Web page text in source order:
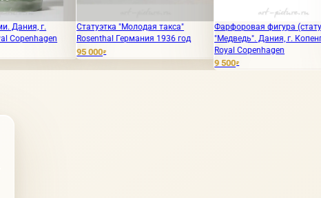
Статуэтка "Молодая такса"
Rosenthal Германия 1936 год
Фарфоровая фигура (статуэтка)
"Медведь". Дания, г. Копенгаген,
Royal Copenhagen
Royal